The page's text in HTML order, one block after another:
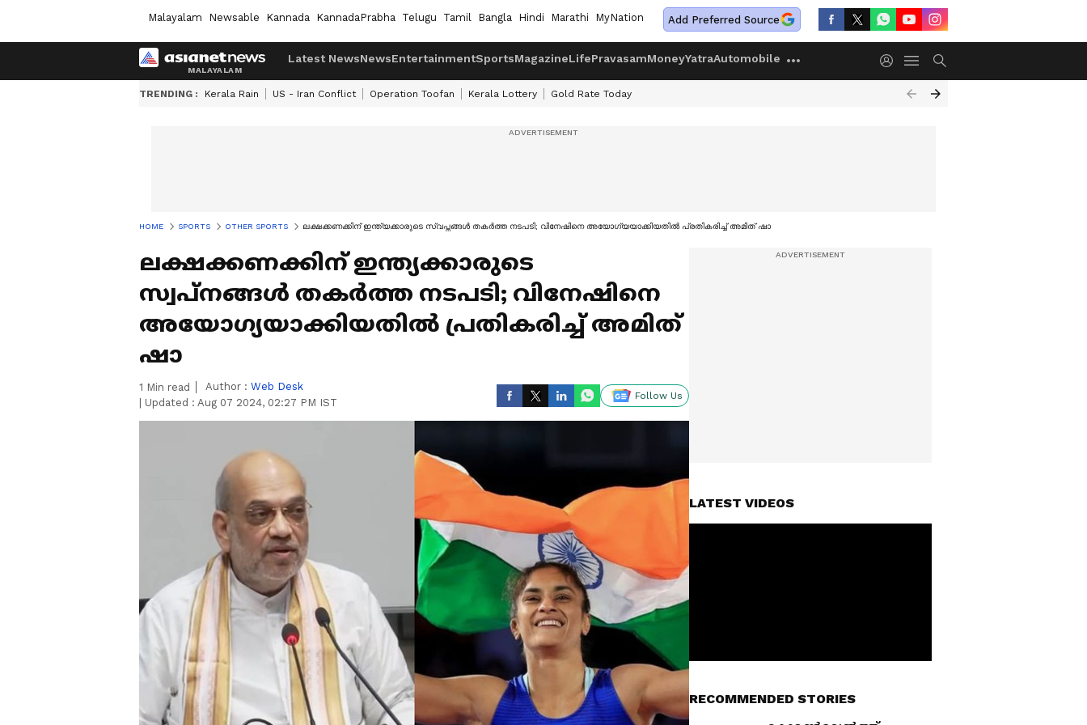
Malayalam Newsable Kannada KannadaPrabha Telugu Tamil Bangla Hindi Marathi MyNation Add Preferred Source
Latest NewsNewsEntertainmentSportsMagazineLifePravasamMoneyYatraAutomobile
TRENDING : Kerala Rain US - Iran Conflict Operation Toofan Kerala Lottery Gold Rate Today
HOME SPORTS OTHER SPORTS ലക്ഷക്കണക്കിന് ഇന്ത്യക്കാരുടെ സ്വപ്നങ്ങൾ തകർത്ത നടപടി; വിനേഷിനെ അയോഗ്യയാക്കിയതിൽ പ്രതികരിച്ച് അമിത് ഷാ
ലക്ഷക്കണക്കിന് ഇന്ത്യക്കാരുടെ
സ്വപ്നങ്ങൾ തകർത്ത നടപടി; വിനേഷിനെ
അയോഗ്യയാക്കിയതിൽ പ്രതികരിച്ച് അമിത്
ഷാ
1 Min read Author : Web Desk
Updated : Aug 07 2024, 02:27 PM IST
Follow Us
LATEST VIDEOS
RECOMMENDED STORIES